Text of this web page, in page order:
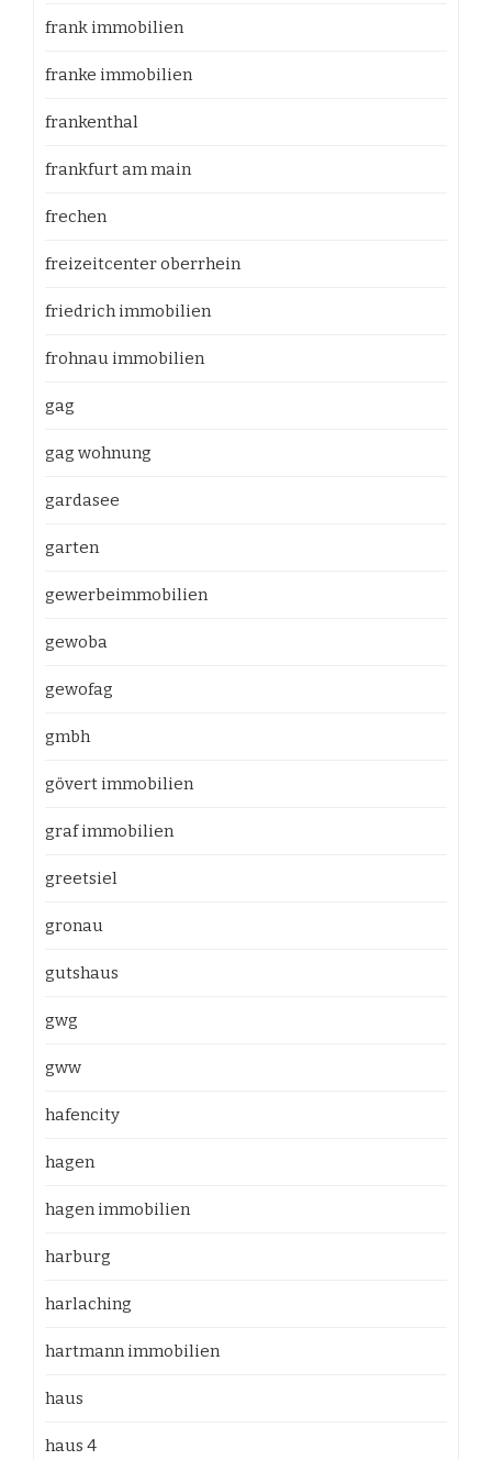
frank immobilien
franke immobilien
frankenthal
frankfurt am main
frechen
freizeitcenter oberrhein
friedrich immobilien
frohnau immobilien
gag
gag wohnung
gardasee
garten
gewerbeimmobilien
gewoba
gewofag
gmbh
gövert immobilien
graf immobilien
greetsiel
gronau
gutshaus
gwg
gww
hafencity
hagen
hagen immobilien
harburg
harlaching
hartmann immobilien
haus
haus 4